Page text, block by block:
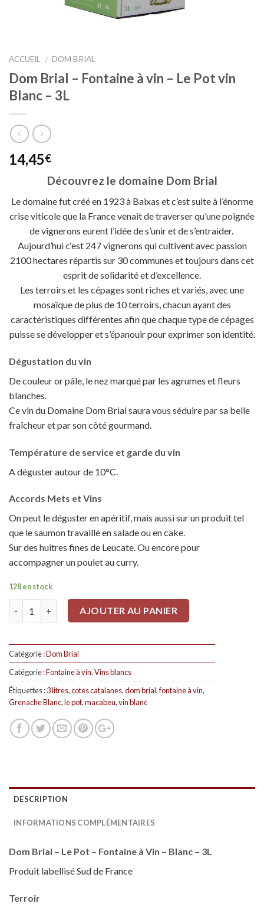
ACCUEIL / DOM BRIAL
Dom Brial – Fontaine à vin – Le Pot vin
Blanc – 3L
14,45€
Découvrez le domaine Dom Brial
Le domaine fut créé en 1923 à Baixas et c’est suite à l’énorme
crise viticole que la France venait de traverser qu’une poignée
de vignerons eurent l’idée de s’unir et de s’entraider.
Aujourd’hui c‘est 247 vignerons qui cultivent avec passion
2100 hectares répartis sur 30 communes et toujours dans cet
esprit de solidarité et d’excellence.
Les terroirs et les cépages sont riches et variés, avec une
mosaïque de plus de 10 terroirs, chacun ayant des
caractéristiques différentes afin que chaque type de cépages
puisse se développer et s’épanouir pour exprimer son identité.
Dégustation du vin
De couleur or pâle, le nez marqué par les agrumes et fleurs
blanches.
Ce vin du Domaine Dom Brial saura vous séduire par sa belle
fraîcheur et par son côté gourmand.
Température de service et garde du vin
A déguster autour de 10°C.
Accords Mets et Vins
On peut le déguster en apéritif, mais aussi sur un produit tel
que le saumon travaillé en salade ou en cake.
Sur des huitres fines de Leucate. Ou encore pour
accompagner un poulet au curry.
128 en stock
AJOUTER AU PANIER
Catégorie :Dom Brial
Catégorie :Fontaine à vin,Vins blancs
Étiquettes :3 litres,cotes catalanes,dom brial,fontaine à vin,
Grenache Blanc,le pot,macabeu,vin blanc
DESCRIPTION
INFORMATIONS COMPLÉMENTAIRES
Dom Brial – Le Pot – Fontaine à Vin – Blanc – 3L
Produit labellisé Sud de France
Terroir